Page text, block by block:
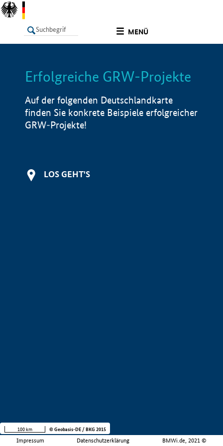
MENÜ
LISTE Info
Erfolgreiche GRW-Projekte
Auf der folgenden Deutschlandkarte
finden Sie konkrete Beispiele erfolgreicher
GRW-Projekte!
LOS GEHT'S
Impressum Datenschutzerklärung BMWi.de, 2021 ©
100 km © Geobasis-DE / BKG 2015